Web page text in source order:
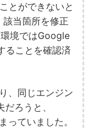
とができないと
当箇所を修正
境ではGoogle
ることを確認済
、同じエンジン
ろうと、
ていました。